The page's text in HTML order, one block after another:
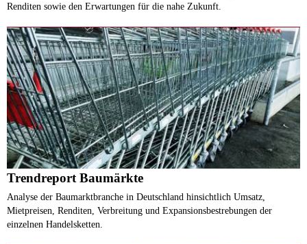
Renditen sowie den Erwartungen für die nahe Zukunft.
Trendreport Baumärkte
Analyse der Baumarktbranche in Deutschland hinsichtlich Umsatz,
Mietpreisen, Renditen, Verbreitung und Expansionsbestrebungen der
einzelnen Handelsketten.